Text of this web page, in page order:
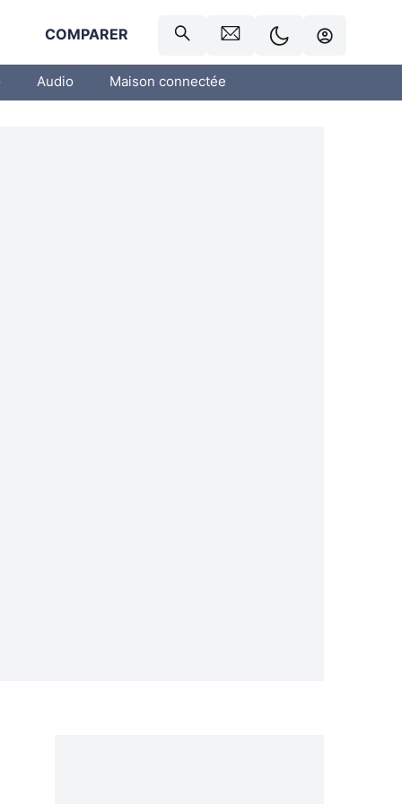
COMPARER
Audio Maison connectée